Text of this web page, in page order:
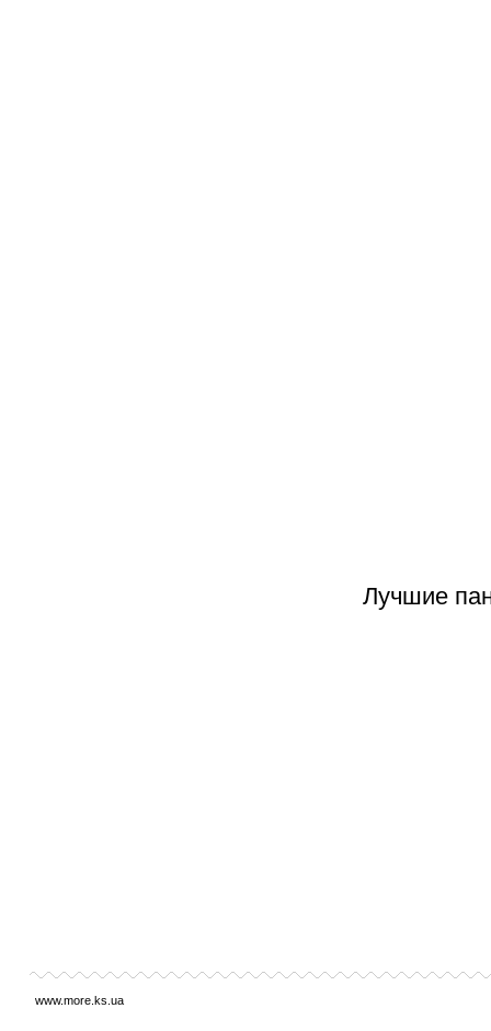
Лучшие
www.more.ks.ua